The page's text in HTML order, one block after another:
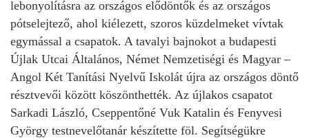
lebonyolításra az országos elődöntők és az országos
pótselejtező, ahol kiélezett, szoros küzdelmeket vívtak
egymással a csapatok. A tavalyi bajnokot a budapesti
Újlak Utcai Általános, Német Nemzetiségi és Magyar –
Angol Két Tanítási Nyelvű Iskolát újra az országos döntő
résztvevői között köszönthették. Az újlakos csapatot
Sarkadi László, Cseppentőné Vuk Katalin és Fenyvesi
György testnevelőtanár készítette föl. Segítségükre